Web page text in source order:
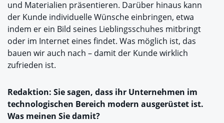
und Materialien präsentieren. Darüber hinaus kann
der Kunde individuelle Wünsche einbringen, etwa
indem er ein Bild seines Lieblingsschuhes mitbringt
oder im Internet eines findet. Was möglich ist, das
bauen wir auch nach – damit der Kunde wirklich
zufrieden ist.
Redaktion: Sie sagen, dass ihr Unternehmen im
technologischen Bereich modern ausgerüstet ist.
Was meinen Sie damit?